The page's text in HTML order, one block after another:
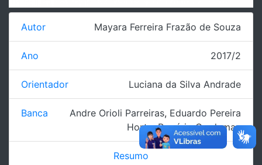
Autor Mayara Ferreira Frazão de Souza
Ano 2017/2
Orientador Luciana da Silva Andrade
Banca Andre Orioli Parreiras, Eduardo Pereira
Horta,Rogério Cardeman
Resumo